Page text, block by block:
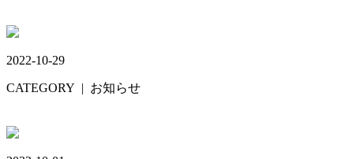
2022-10-29
CATEGORY | お知らせ